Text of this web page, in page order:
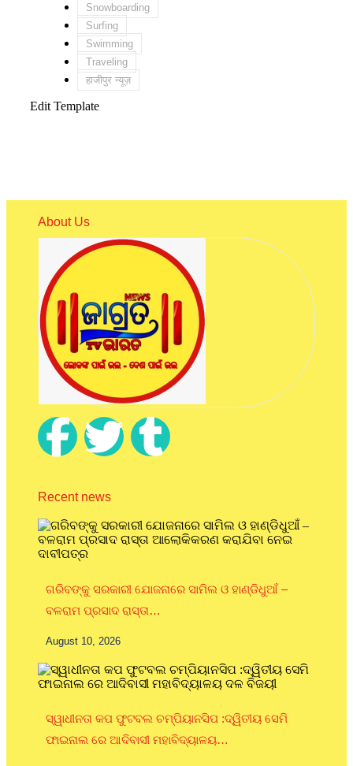
Snowboarding
Surfing
Swimming
Traveling
हाजीपुर न्यूज़
Edit Template
About Us
Recent news
ଗରିବଙ୍କୁ ସରକାରୀ ଯୋଜନାରେ ସାମିଲ ଓ ହାଣ୍ଡିଧୁଆଁ –
ବଳରାମ ପ୍ରସାଦ ରାସ୍ତା…
August 10, 2026
ସ୍ୱାଧୀନତା କପ ଫୁଟବଲ ଚମ୍ପିୟାନସିପ :ଦ୍ୱିତୀୟ ସେମି
ଫାଇନାଲ ରେ ଆଦିବାସୀ ମହାବିଦ୍ୟାଳୟ…